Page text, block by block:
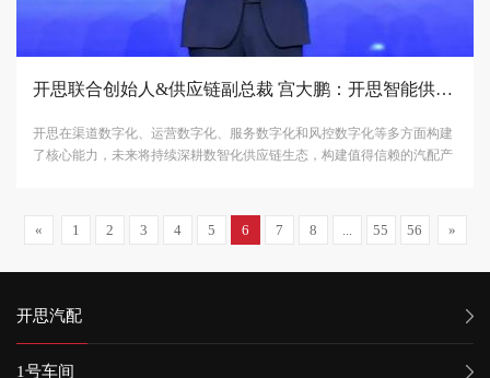
开思联合创始人&供应链副总裁 宫大鹏：开思智能供应链 ，引领产业新航向
开思在渠道数字化、运营数字化、服务数字化和风控数字化等多方面构建
了核心能力，未来将持续深耕数智化供应链生态，构建值得信赖的汽配产
« 1 2 3 4 5 6 7 8 55 56 »
开思汽配
1号车间